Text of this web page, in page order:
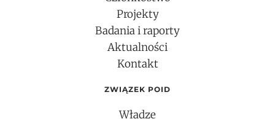
Projekty
Badania i raporty
Aktualności
Kontakt
ZWIĄZEK POID
Władze